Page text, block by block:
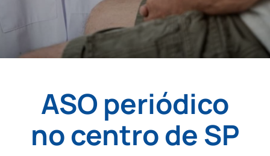
ASO periódico
no centro de SP